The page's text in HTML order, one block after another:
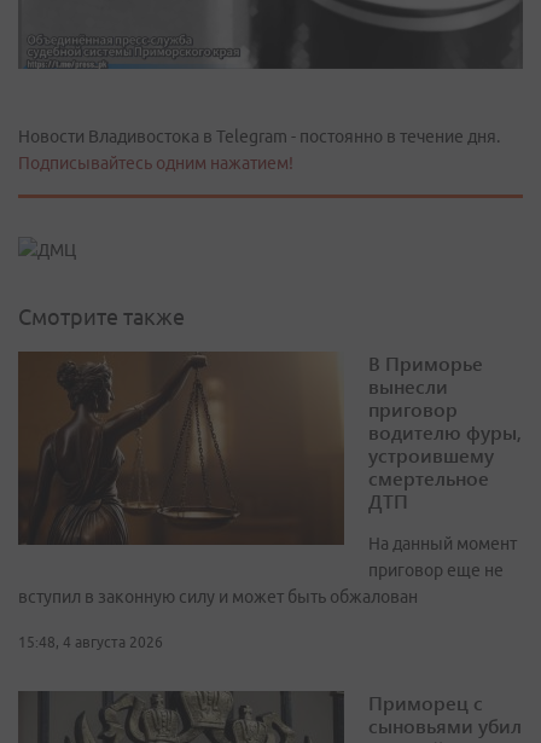
Новости Владивостока в Telegram - постоянно в течение дня.
Подписывайтесь одним нажатием!
Смотрите также
В Приморье
вынесли
приговор
водителю фуры,
устроившему
смертельное
ДТП
На данный момент
приговор еще не
вступил в законную силу и может быть обжалован
15:48, 4 августа 2026
Приморец с
сыновьями убил